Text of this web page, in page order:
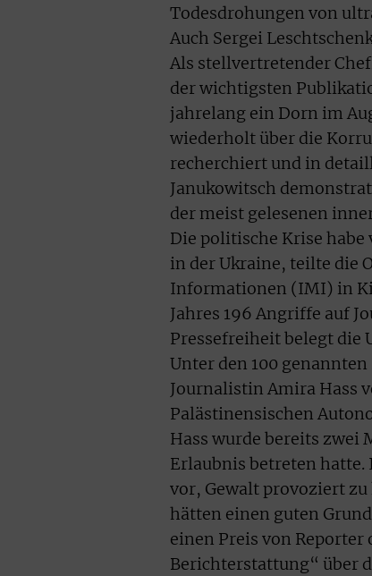
Todesdrohungen von
Auch Sergei
Als stellvertretender
der wichtigsten
jahrelang ein Dorn im
wiederholt über die
recherchiert und in
Janukowitsch
der meist gelesenen
Die politische Krise
in der Ukraine, teilte die
Informationen (IMI) in
Jahres 196 Angriffe auf
Pressefreiheit belegt die
Unter den 100
Journalistin Amira Hass
Palästinensischen
Hass wurde bereits zwei
Erlaubnis betreten hatte.
vor, Gewalt provoziert
hätten einen guten
einen Preis von
Berichterstattung“ über